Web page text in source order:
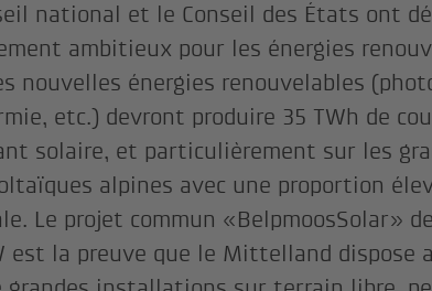
national et le Conseil des États ont
ambitieux pour les énergies
nouvelles énergies renouvelables
etc.) devront produire 35 TWh de
solaire, et particulièrement sur les
alpines avec une proportion
Le projet commun «BelpmoosSolar»
est la preuve que le Mittelland dispose